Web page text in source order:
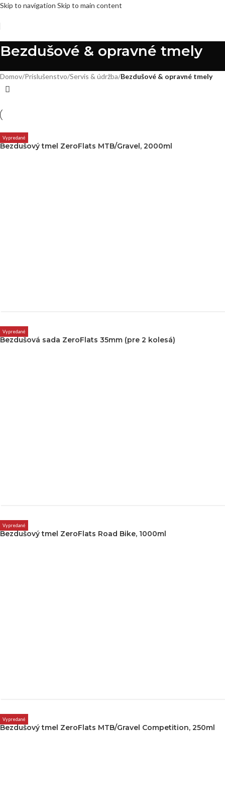
Skip to navigation Skip to main content
Bezdušové & opravné tmely
Domov/Príslušenstvo/Servis & údržba/Bezdušové & opravné tmely
Vypredané
Bezdušový tmel ZeroFlats MTB/Gravel, 2000ml
Vypredané
Bezdušová sada ZeroFlats 35mm (pre 2 kolesá)
Vypredané
Bezdušový tmel ZeroFlats Road Bike, 1000ml
Vypredané
Bezdušový tmel ZeroFlats MTB/Gravel Competition, 250ml